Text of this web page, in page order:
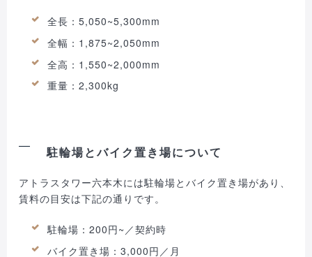
全長：5,050~5,300mm
全幅：1,875~2,050mm
全高：1,550~2,000mm
重量：2,300kg
駐輪場とバイク置き場について
アトラスタワー六本木には駐輪場とバイク置き場があり、
賃料の目安は下記の通りです。
駐輪場：200円~／契約時
バイク置き場：3,000円／月